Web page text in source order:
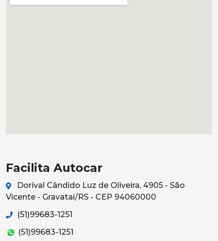
Facilita Autocar
Dorival Cândido Luz de Oliveira, 4905 - São
Vicente - Gravataí/RS - CEP 94060000
(51)99683-1251
(51)99683-1251